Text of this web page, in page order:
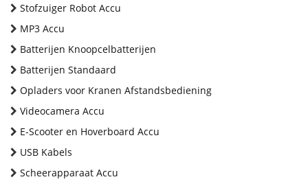
Stofzuiger Robot Accu
MP3 Accu
Batterijen Knoopcelbatterijen
Batterijen Standaard
Opladers voor Kranen Afstandsbediening
Videocamera Accu
E-Scooter en Hoverboard Accu
USB Kabels
Scheerapparaat Accu